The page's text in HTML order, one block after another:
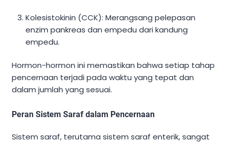
Kolesistokinin (CCK): Merangsang pelepasan
enzim pankreas dan empedu dari kandung
empedu.
Hormon-hormon ini memastikan bahwa setiap tahap
pencernaan terjadi pada waktu yang tepat dan
dalam jumlah yang sesuai.
Peran Sistem Saraf dalam Pencernaan
Sistem saraf, terutama sistem saraf enterik, sangat